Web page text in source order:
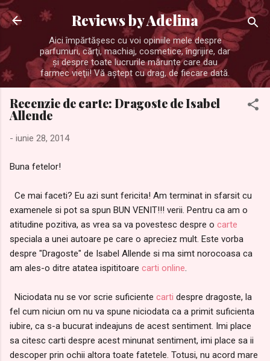
Treceți la conținutul principal
Reviews by Adelina
Aici împărtăşesc cu voi opiniile mele despre
parfumuri, cărţi, machiaj, cosmetice, îngrijire, dar
şi despre toate lucrurile mărunte care dau
farmec vieţii! Vă aştept cu drag, de fiecare dată.
Recenzie de carte: Dragoste de Isabel
Allende
- iunie 28, 2014
Buna fetelor!
Ce mai faceti? Eu azi sunt fericita! Am terminat in sfarsit cu
examenele si pot sa spun BUN VENIT!!! verii. Pentru ca am o
atitudine pozitiva, as vrea sa va povestesc despre o carte
speciala a unei autoare pe care o apreciez mult. Este vorba
despre "Dragoste" de Isabel Allende si ma simt norocoasa ca
am ales-o ditre atatea ispititoare carti online
Niciodata nu se vor scrie suficiente carti despre dragoste, la
fel cum niciun om nu va spune niciodata ca a primit suficienta
iubire, ca s-a bucurat indeajuns de acest sentiment. Imi place
sa citesc carti despre acest minunat sentiment, imi place sa ii
descoper prin ochii altora toate fatetele. Totusi, nu acord mare